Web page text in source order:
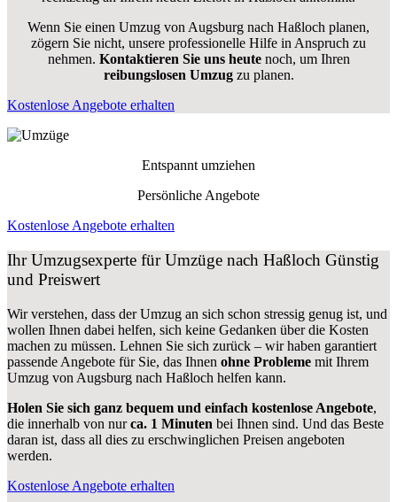
Wenn Sie einen Umzug von Augsburg nach Haßloch planen,
zögern Sie nicht, unsere professionelle Hilfe in Anspruch zu
nehmen. Kontaktieren Sie uns heutenoch, um Ihren
reibungslosen Umzugzu planen.
Kostenlose Angebote erhalten
Entspannt umziehen
Persönliche Angebote
Kostenlose Angebote erhalten
Ihr Umzugsexperte für Umzüge nach Haßloch Günstig
und Preiswert
Wir verstehen, dass der Umzug an sich schon stressig genug ist, und
wollen Ihnen dabei helfen, sich keine Gedanken über die Kosten
machen zu müssen. Lehnen Sie sich zurück – wir haben garantiert
passende Angebote für Sie, das Ihnen ohne Probleme mit Ihrem
Umzug von Augsburg nach Haßloch helfen kann.
Holen Sie sich ganz bequem und einfach kostenlose Angebote,
die innerhalb von nurca. 1 Minuten bei Ihnen sind. Und das Beste
daran ist, dass all dies zu erschwinglichen Preisen angeboten
werden.
Kostenlose Angebote erhalten